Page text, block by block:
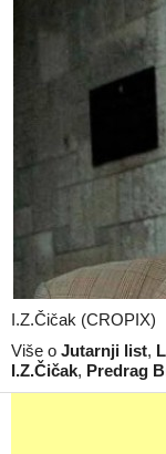
I.Z.Čičak (CROPIX)
Više o Jutarnji list,
I.Z.Čičak, Predrag